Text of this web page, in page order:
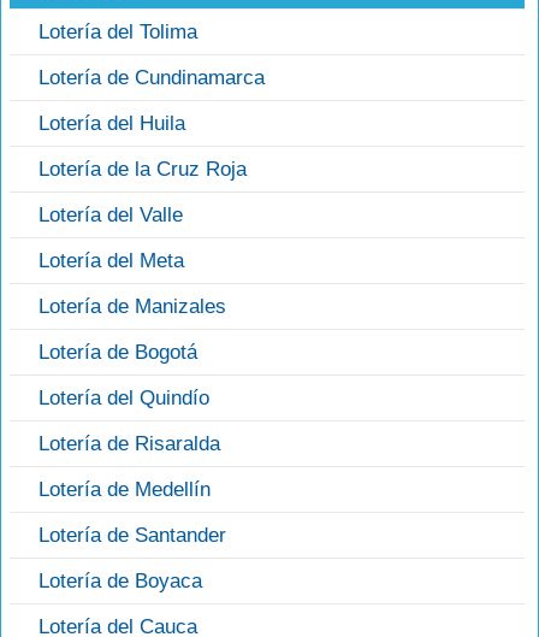
Lotería del Tolima
Lotería de Cundinamarca
Lotería del Huila
Lotería de la Cruz Roja
Lotería del Valle
Lotería del Meta
Lotería de Manizales
Lotería de Bogotá
Lotería del Quindío
Lotería de Risaralda
Lotería de Medellín
Lotería de Santander
Lotería de Boyaca
Lotería del Cauca